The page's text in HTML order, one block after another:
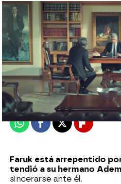
Nova
Publicado:05 de octubre de
WhatsappFacebook
X Flipboard
Faruk está arrepentido
tendió a su hermano Adem
sincerarse ante él.